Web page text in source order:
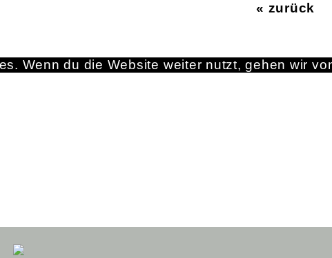
« zurück
Wenn du die Website weiter nutzt, gehen wir